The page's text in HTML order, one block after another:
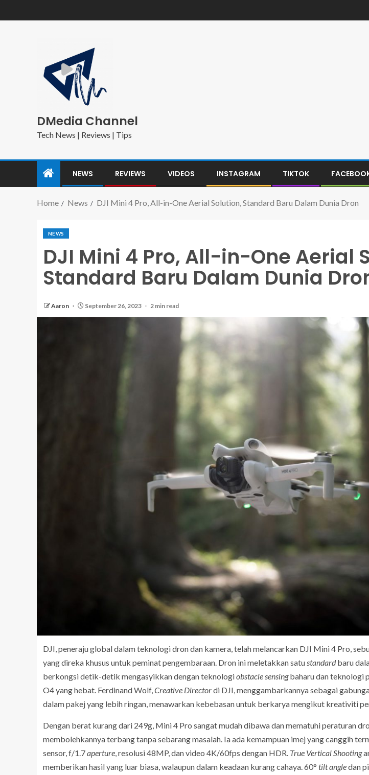
DMedia Channel
Tech News | Reviews | Tips
NEWS REVIEWS VIDEOS INSTAGRAM TIKTOK
Home News DJI Mini 4 Pro, All-in-One Aerial Solution, Standard Baru Dalam Dunia Dron
NEWS
DJI Mini 4 Pro, All-in-One Aerial
Standard Baru Dalam Dunia
Aaron September 26, 2023 2 min read
DJI, peneraju global dalam teknologi dron dan kamera, telah melancarkan DJI Mini 4 Pro,
yang direka khusus untuk peminat pengembaraan. Dron ini meletakkan satustandardbaru
berkongsi detik-detik mengasyikkan dengan teknologiobstacle sensingbaharu dan teknologi
O4 yang hebat. Ferdinand Wolf,Creative Directordi DJI, menggambarkannya sebagai
dalam pakej yang lebih ringan, menawarkan kebebasan untuk berkarya mengikut kreativiti
Dengan berat kurang dari 249g, Mini 4 Pro sangat mudah dibawa dan mematuhi peraturan
membolehkannya terbang tanpa sebarang masalah. Ia ada kemampuan imej yang canggih
sensor, f/1.7aperture, resolusi 48MP, dan video 4K/60fps dengan HDR. True Vertical Shooting
memberikan hasil yang luar biasa, walaupun dalam keadaan kurang cahaya. 60° tilt angledan